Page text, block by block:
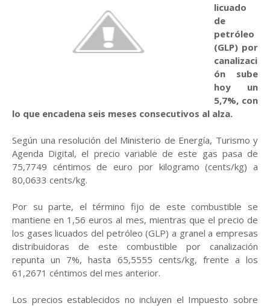
licuado
de
petróleo
(GLP) por
canalizaci
ón sube
hoy un
5,7%, con
lo que encadena seis meses consecutivos al alza.
Según una resolución del Ministerio de Energía, Turismo y
Agenda Digital, el precio variable de este gas pasa de
75,7749 céntimos de euro por kilogramo (cents/kg) a
80,0633 cents/kg.
Por su parte, el término fijo de este combustible se
mantiene en 1,56 euros al mes, mientras que el precio de
los gases licuados del petróleo (GLP) a granel a empresas
distribuidoras de este combustible por canalización
repunta un 7%, hasta 65,5555 cents/kg, frente a los
61,2671 céntimos del mes anterior.
Los precios establecidos no incluyen el Impuesto sobre